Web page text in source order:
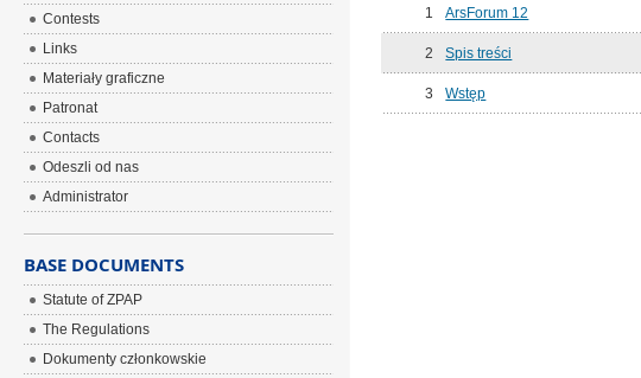
1 ArsForum 12
2 Spis treści
3 Wstęp
Contests
Links
Materiały graficzne
Patronat
Contacts
Odeszli od nas
Administrator
BASE DOCUMENTS
Statute of ZPAP
The Regulations
Dokumenty członkowskie